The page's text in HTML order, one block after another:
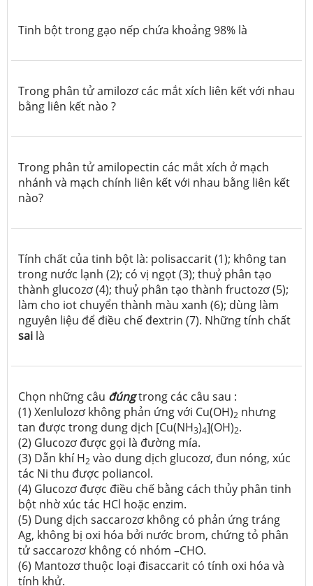
Tinh bột trong gạo nếp chứa khoảng 98% là
Trong phân tử amilozơ các mắt xích liên kết với nhau
bằng liên kết nào ?
Trong phân tử amilopectin các mắt xích ở mạch
nhánh và mạch chính liên kết với nhau bằng liên kết
nào?
Tính chất của tinh bột là: polisaccarit (1); không tan
trong nước lạnh (2); có vị ngọt (3); thuỷ phân tạo
thành glucozơ (4); thuỷ phân tạo thành fructozơ (5);
làm cho iot chuyển thành màu xanh (6); dùng làm
nguyên liệu để điều chế đextrin (7). Những tính chất
sai là
Chọn những câu đúngtrong các câu sau :
(1) Xenlulozơ không phản ứng với Cu(OH)2 nhưng
tan được trong dung dịch [Cu(NH3)4](OH)2.
(2) Glucozơ được gọi là đường mía.
(3) Dẫn khí H2 vào dung dịch glucozơ, đun nóng, xúc
tác Ni thu được poliancol.
(4) Glucozơ được điều chế bằng cách thủy phân tinh
bột nhờ xúc tác HCl hoặc enzim.
(5) Dung dịch saccarozơ không có phản ứng tráng
Ag, không bị oxi hóa bởi nước brom, chứng tỏ phân
tử saccarozơ không có nhóm –CHO.
(6) Mantozơ thuộc loại đisaccarit có tính oxi hóa và
tính khử.